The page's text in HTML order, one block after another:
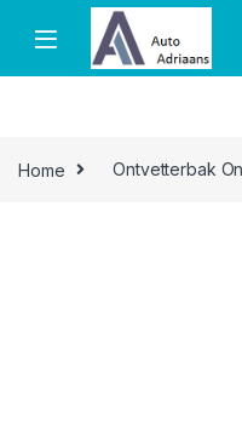
Skip to navigation
Skip to content
Home Ontvetterbak